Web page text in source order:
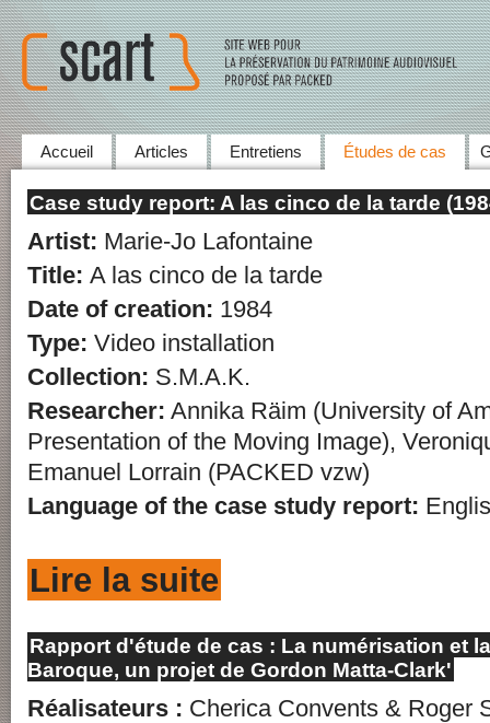
Accueil Articles Entretiens Études de cas
Case study report: A las cinco de la tarde
Artist: Marie-Jo Lafontaine
Title: A las cinco de la tarde
Date of creation: 1984
Type: Video installation
Collection: S.M.A.K.
Researcher: Annika Räim (University of
Presentation of the Moving Image),
Emanuel Lorrain (PACKED vzw)
Language of the case study report:
Lire la suite
Rapport d'étude de cas : La numérisation et
Baroque, un projet de Gordon Matta-Clark'
Réalisateurs : Cherica Convents & Roger